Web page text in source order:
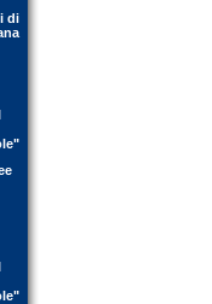
di